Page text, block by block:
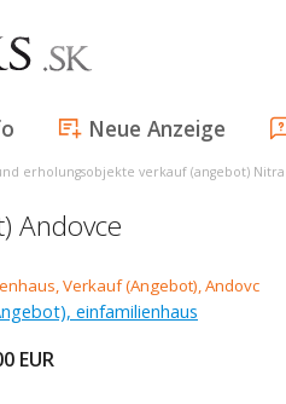
Neue Anzeige
erholungsobjekte verkauf (angebot) Nitra
Andovce
einfamilienhaus
EUR